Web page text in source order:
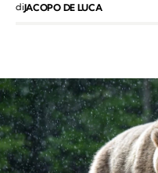
diJACOPO DE LUCA